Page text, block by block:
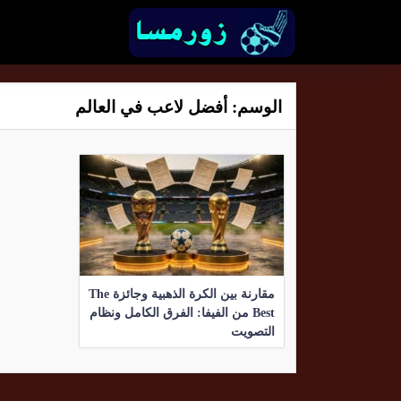
الوسم: أفضل لاعب في العالم
مقارنة بين الكرة الذهبية وجائزة The
Best من الفيفا: الفرق الكامل ونظام
التصويت